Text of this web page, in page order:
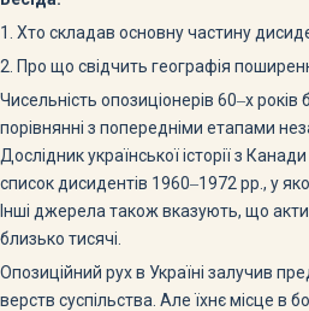
1. Хто складав основну частину
2. Про що свідчить географія
Чисельність опозиціонерів 60‒х
порівнянні з попередніми етапами
Дослідник української історії з
список дисидентів 1960‒1972 рр., у
Інші джерела також вказують, що
близько тисячі.
Опозиційний рух в Україні залучив
верств суспільства. Але їхнє місце в